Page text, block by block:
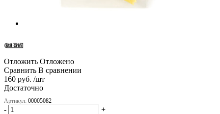
Отложить Отложено
Сравнить В сравнении
160 руб. /шт
Достаточно
Артикул: 00005082
-
+